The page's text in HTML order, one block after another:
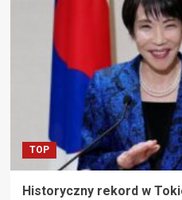
TOP
Historyczny rekord w